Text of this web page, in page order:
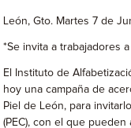
León, Gto. Martes 7 de
*Se invita a trabajadores
El Instituto de
hoy una campaña de
Piel de León, para
(PEC), con el que